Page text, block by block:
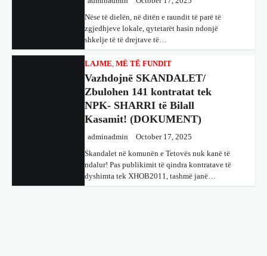
zgjedhjeve lokale, qytetarët hasin ndonjë
shkelje të të drejtave të…
Vazhdojnē SKANDALET/
Zbulohen 141 kontratat tek
NPK- SHARRI të Bilall
Kasamit! (DOKUMENT)
ndalur! Pas publikimit të qindra kontratave të
dyshimta tek XHOB2011, tashmë janë…